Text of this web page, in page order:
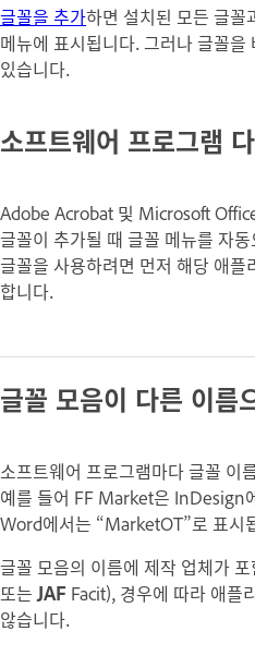
글꼴을 추가하면 설치된 모든 글꼴
메뉴에 표시됩니다. 그러나 글꼴
있습니다.
소프트웨어 프로그램
Adobe Acrobat 및 Microsoft
글꼴이 추가될 때 글꼴 메뉴를 자
글꼴을 사용하려면 먼저 해당 애
합니다.
글꼴 모음이 다른 이름
소프트웨어 프로그램마다 글꼴 이
예를 들어 FF Market은
Word에서는 “MarketOT”로 표시
글꼴 모음의 이름에 제작 업체가
또는JAF Facit), 경우에 따라 애플
않습니다.